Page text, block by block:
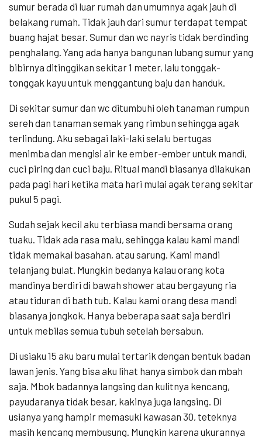
sumur berada di luar rumah dan umumnya agak jauh di
belakang rumah. Tidak jauh dari sumur terdapat tempat
buang hajat besar. Sumur dan wc nayris tidak berdinding
penghalang. Yang ada hanya bangunan lubang sumur yang
bibirnya ditinggikan sekitar 1 meter, lalu tonggak-
tonggak kayu untuk menggantung baju dan handuk.
Di sekitar sumur dan wc ditumbuhi oleh tanaman rumpun
sereh dan tanaman semak yang rimbun sehingga agak
terlindung. Aku sebagai laki-laki selalu bertugas
menimba dan mengisi air ke ember-ember untuk mandi,
cuci piring dan cuci baju. Ritual mandi biasanya dilakukan
pada pagi hari ketika mata hari mulai agak terang sekitar
pukul 5 pagi.
Sudah sejak kecil aku terbiasa mandi bersama orang
tuaku. Tidak ada rasa malu, sehingga kalau kami mandi
tidak memakai basahan, atau sarung. Kami mandi
telanjang bulat. Mungkin bedanya kalau orang kota
mandinya berdiri di bawah shower atau bergayung ria
atau tiduran di bath tub. Kalau kami orang desa mandi
biasanya jongkok. Hanya beberapa saat saja berdiri
untuk mebilas semua tubuh setelah bersabun.
Di usiaku 15 aku baru mulai tertarik dengan bentuk badan
lawan jenis. Yang bisa aku lihat hanya simbok dan mbah
saja. Mbok badannya langsing dan kulitnya kencang,
payudaranya tidak besar, kakinya juga langsing. Di
usianya yang hampir memasuki kawasan 30, teteknya
masih kencang membusung. Mungkin karena ukurannya